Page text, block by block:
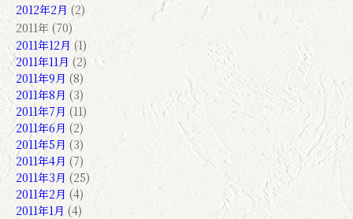
2012年2月 (2)
2011年 (70)
2011年12月 (1)
2011年11月 (2)
2011年9月 (8)
2011年8月 (3)
2011年7月 (11)
2011年6月 (2)
2011年5月 (3)
2011年4月 (7)
2011年3月 (25)
2011年2月 (4)
2011年1月 (4)